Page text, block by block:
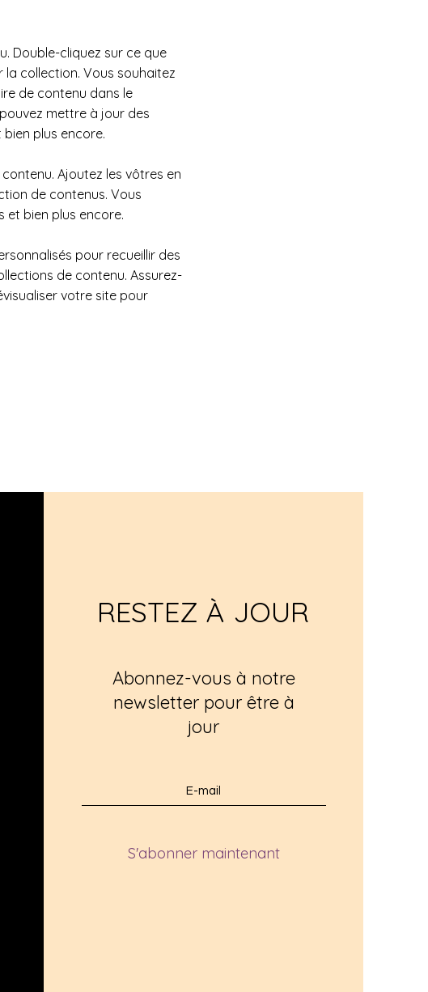
Double-cliquez sur ce que
la collection. Vous souhaitez
de contenu dans le
mettre à jour des
plus encore.
Ajoutez les vôtres en
de contenus. Vous
et bien plus encore.
pour recueillir des
de contenu. Assurez-
votre site pour
RESTEZ À JOUR
Abonnez-vous à notre
newsletter pour être à
jour
S'abonner maintenant